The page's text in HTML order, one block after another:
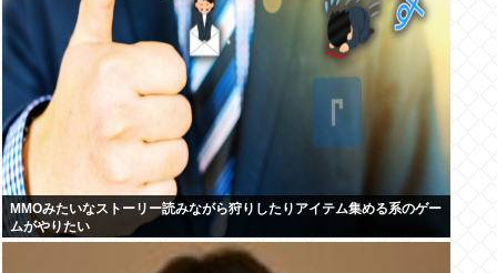
MMOみたいなストーリー読みながら狩りしたりアイテム集める系のゲー
ムがやりたい